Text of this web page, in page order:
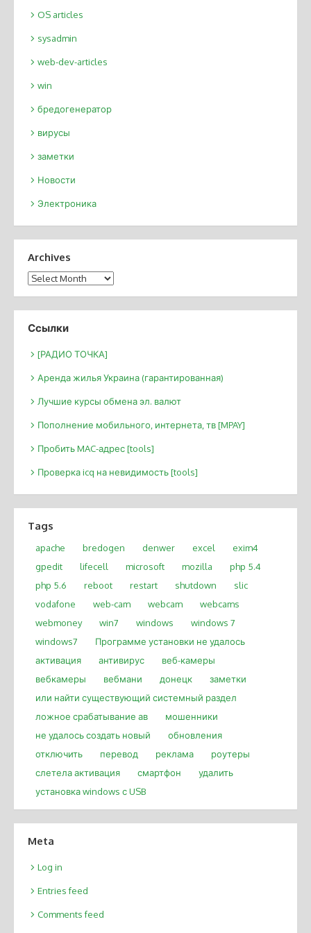
OS articles
sysadmin
web-dev-articles
win
бредогенератор
вирусы
заметки
Новости
Электроника
Archives
Archives
Ссылки
[РАДИО ТОЧКА]
Аренда жилья Украина (гарантированная)
Лучшие курсы обмена эл. валют
Пополнение мобильного, интернета, тв [MPAY]
Пробить MAC-адрес [tools]
Проверка icq на невидимость [tools]
Tags
apache bredogen denwer excel
exim4
gpedit
lifecell microsoft mozilla
php 5.4
php 5.6
reboot restart shutdown
slic
vodafone
web-cam webcam
webcams
webmoney
win7 windows
windows 7
windows7
Программе установки не удалось
активация
антивирус
веб-камеры
вебкамеры
вебмани донецк
заметки
или найти существующий системный раздел
ложное срабатывание ав
мошенники
не удалось создать новый
обновления
отключить
перевод реклама
роутеры
слетела активация
смартфон
удалить
установка windows с USB
Meta
Log in
Entries feed
Comments feed